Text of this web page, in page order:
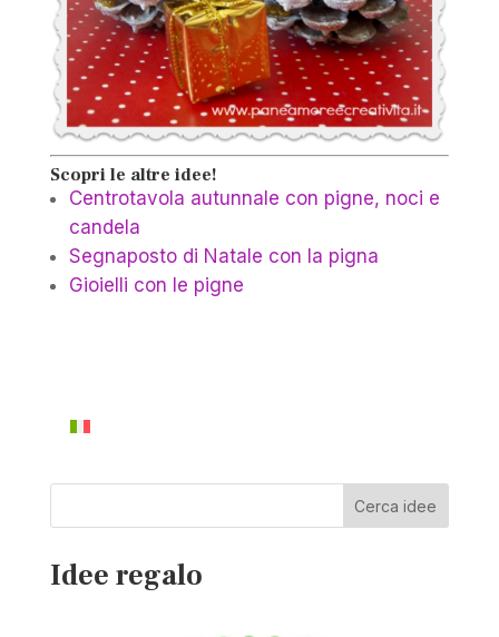
Scopri le altre idee!
Centrotavola autunnale con pigne, noci e
candela
Segnaposto di Natale con la pigna
Gioielli con le pigne
Cerca idee
Idee regalo